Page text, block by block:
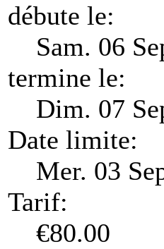
débute le:
Sam. 06
termine le:
Dim. 07
Date limite:
Mer. 03
Tarif:
€80.00